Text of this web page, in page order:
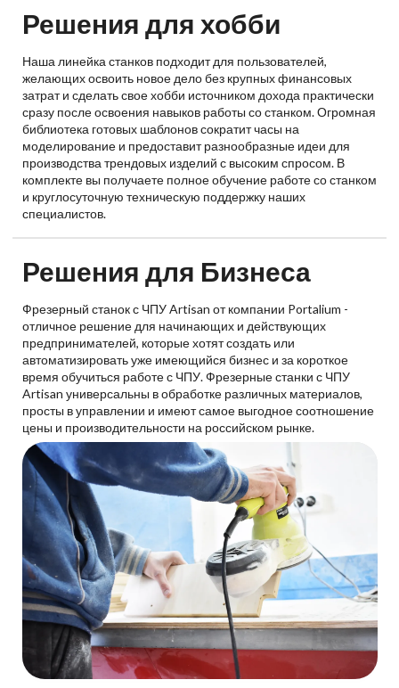
Решения для хобби
Наша линейка станков подходит для пользователей,
желающих освоить новое дело без крупных финансовых
затрат и сделать свое хобби источником дохода практически
сразу после освоения навыков работы со станком. Огромная
библиотека готовых шаблонов сократит часы на
моделирование и предоставит разнообразные идеи для
производства трендовых изделий с высоким спросом. В
комплекте вы получаете полное обучение работе со станком
и круглосуточную техническую поддержку наших
специалистов.
Решения для Бизнеса
Фрезерный станок с ЧПУ Artisan от компании Portalium -
отличное решение для начинающих и действующих
предпринимателей, которые хотят создать или
автоматизировать уже имеющийся бизнес и за короткое
время обучиться работе с ЧПУ. Фрезерные станки с ЧПУ
Artisan универсальны в обработке различных материалов,
просты в управлении и имеют самое выгодное соотношение
цены и производительности на российском рынке.